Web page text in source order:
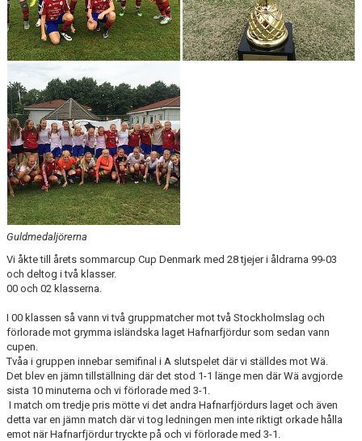
Guldmedaljörerna
Vi åkte till årets sommarcup Cup Denmark med 28 tjejer i åldrarna 99-03
och deltog i två klasser.
00 och 02 klasserna.
I 00 klassen så vann vi två gruppmatcher mot två Stockholmslag och
förlorade mot grymma isländska laget Hafnarfjördur som sedan vann
cupen.
Tvåa i gruppen innebar semifinal i A slutspelet där vi ställdes mot Wä.
Det blev en jämn tillställning där det stod 1-1 länge men där Wä avgjorde
sista 10 minuterna och vi förlorade med 3-1.
I match om tredje pris mötte vi det andra Hafnarfjördurs laget och även
detta var en jämn match där vi tog ledningen men inte riktigt orkade hålla
emot när Hafnarfjördur tryckte på och vi förlorade med 3-1.